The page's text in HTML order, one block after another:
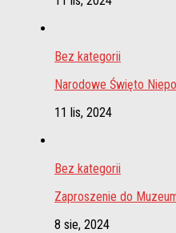
Bez kategorii
Narodowe Święto
11 lis, 2024
Bez kategorii
Zaproszenie do
8 sie, 2024